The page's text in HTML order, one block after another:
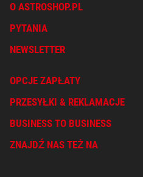
O ASTROSHOP.PL
PYTANIA
NEWSLETTER
OPCJE ZAPŁATY
PRZESYŁKI & REKLAMACJE
BUSINESS TO BUSINESS
ZNAJDŹ NAS TEŻ NA